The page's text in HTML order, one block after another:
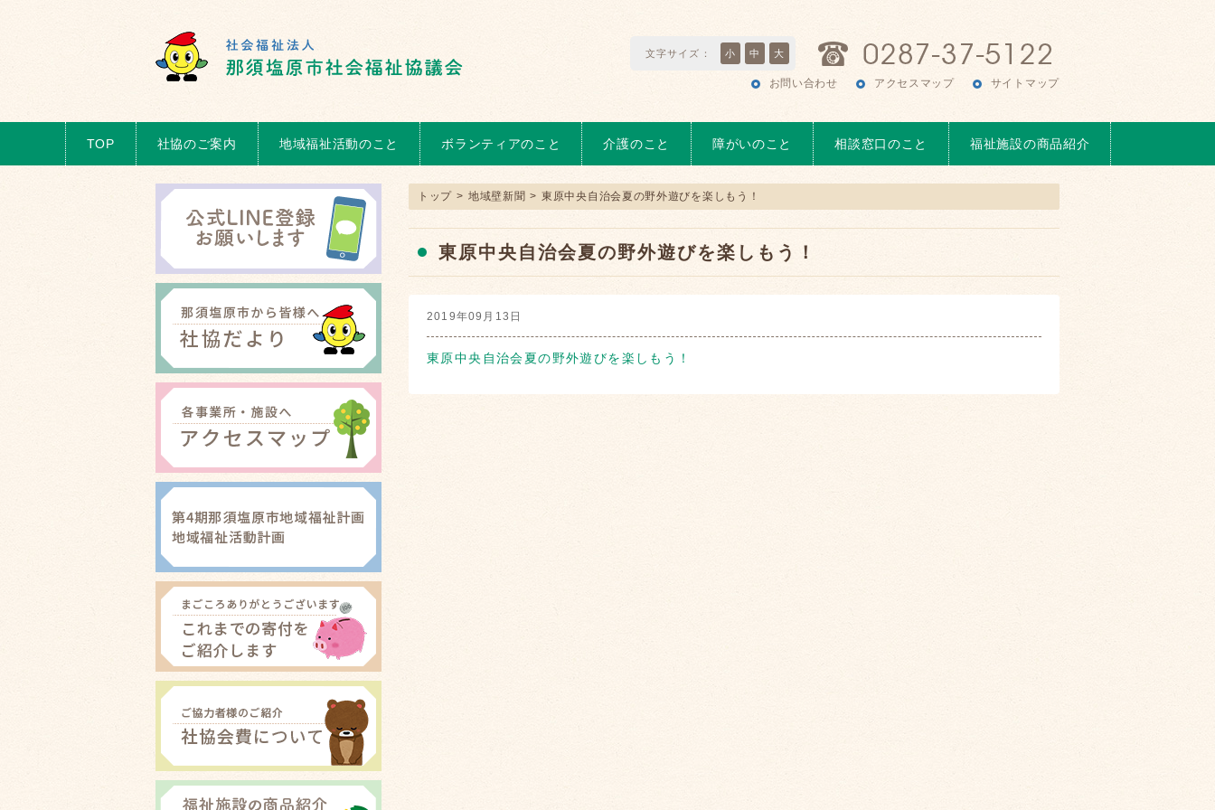
文字サイズ： 小 中 大
お問い合わせ アクセスマップ サイトマップ
TOP 社協のご案内 地域福祉活動のこと ボランティアのこと 介護のこと 障がいのこと 相談窓口のこと 福祉施設の商品紹介
トップ > 地域壁新聞 > 東原中央自治会夏の野外遊びを楽しもう！
東原中央自治会夏の野外遊びを楽しもう！
2019年09月13日
東原中央自治会夏の野外遊びを楽しもう！